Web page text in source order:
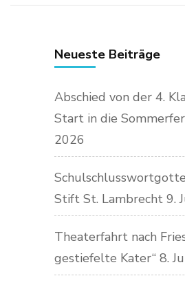
Neueste Beiträge
Abschied von der 4.
Start in die
2026
Stift St. Lambrecht 9.
Theaterfahrt nach
gestiefelte Kater“ 8.